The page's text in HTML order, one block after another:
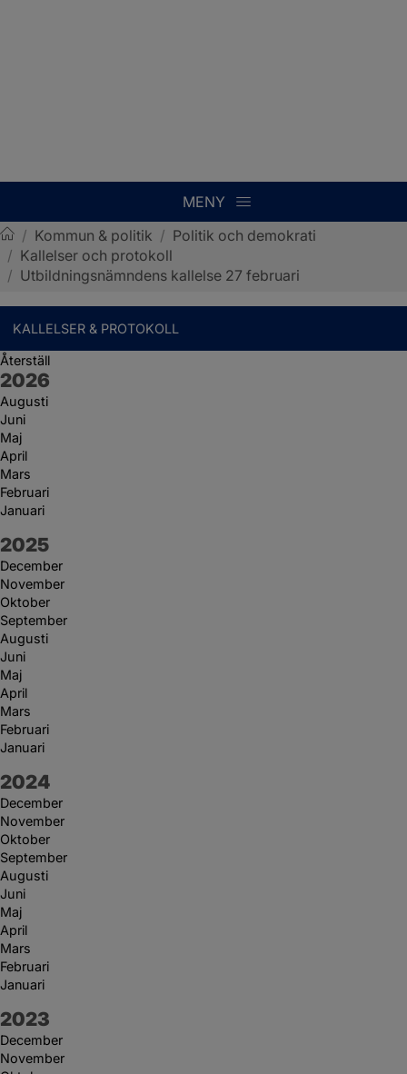
MENY
Sotenäs kommun
/ Kommun & politik / Politik och demokrati
/ Kallelser och protokoll
/ Utbildningsnämndens kallelse 27 februari
KALLELSER & PROTOKOLL
Återställ
År:
2026
Augusti
Juni
Maj
April
Mars
Februari
Januari
År:
2025
December
November
Oktober
September
Augusti
Juni
Maj
April
Mars
Februari
Januari
År:
2024
December
November
Oktober
September
Augusti
Juni
Maj
April
Mars
Februari
Januari
År:
2023
December
November